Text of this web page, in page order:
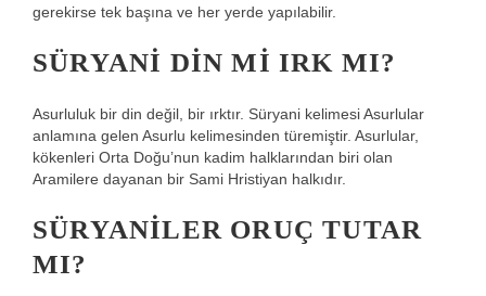
gerekirse tek başına ve her yerde yapılabilir.
SÜRYANI DIN MI IRK MI?
Asurluluk bir din değil, bir ırktır. Süryani kelimesi Asurlular
anlamına gelen Asurlu kelimesinden türemiştir. Asurlular,
kökenleri Orta Doğu’nun kadim halklarından biri olan
Aramilere dayanan bir Sami Hristiyan halkıdır.
SÜRYANILER ORUÇ TUTAR
MI?